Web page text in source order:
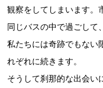
観察をしてしまいます。
同じバスの中で過ごして
私たちには奇跡でもない
れぞれに続きます。
そうして刹那的な出会い